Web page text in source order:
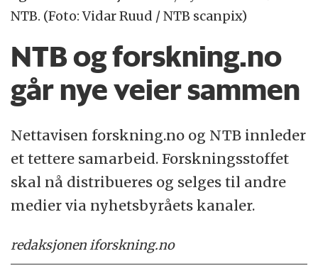
NTB. (Foto: Vidar Ruud / NTB scanpix)
NTB og forskning.no
går nye veier sammen
Nettavisen forskning.no og NTB innleder
et tettere samarbeid. Forskningsstoffet
skal nå distribueres og selges til andre
medier via nyhetsbyråets kanaler.
redaksjonen iforskning.no